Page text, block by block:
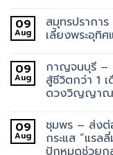
09
Aug
สมุทรปรากา
เลี้ยงพระอุทิ
09
Aug
กาญจนบุรี –
สู้ชีวิตกว่า 1
ดวงวิญญาณ
09
Aug
ชุมพร – ส่งต่
กระแส “แรล
ปักหมุดช่วยก